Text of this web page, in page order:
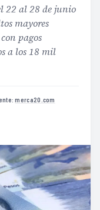
22 al 28 de junio
mayores
pagos
a los 18 mil
merca20.com